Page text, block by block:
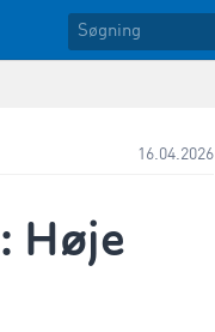
16.04.2026
Høje